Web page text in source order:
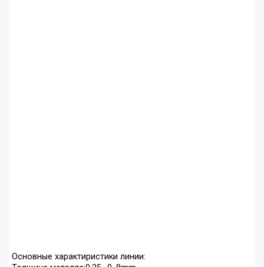
Основные характиристики линии: